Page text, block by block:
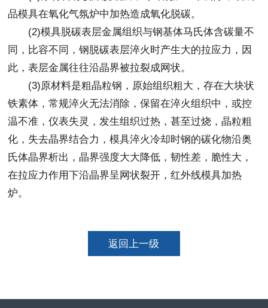
品模具在氧化气氛炉中加热造成氧化脱碳。
(2)模具脱碳表层金属组织与钢基体马氏体含碳量不
同，比容不同，钢脱碳表层淬火时产生大的拉应力，因
此，表层金属往往沿晶界被拉裂成网状。
(3)原材料是粗晶粒钢，原始组织粗大，存在大块状
铁素体，常规淬火无法消除，保留在淬火组织中，或控
温不准，仪表失灵，发生组织过热，甚至过烧，晶粒粗
化，失去晶界结合力，模具淬火冷却时钢的碳化物沿奥
氏体晶界析出，晶界强度大大降低，韧性差，脆性大，
在拉应力作用下沿晶界呈网状裂开，红外线模具加热
炉。
返回上一级